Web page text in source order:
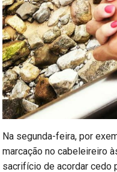
Na segunda-feira, por
marcação no cabeleireiro
sacrifício de acordar cedo